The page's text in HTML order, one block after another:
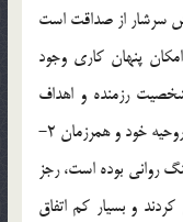
سرشار از صداقت است
پنهان کاري وجود
رزمنده و اهداف
رزمي او بوده است. ضمنا اهدافي مثل: 1- تقويت روحيه خود و همرزمان 2-
بوده است، رجز
و بسيار کم اتفاق